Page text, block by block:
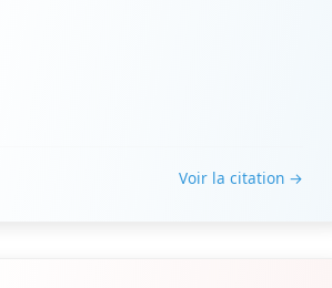
Voir la citation →